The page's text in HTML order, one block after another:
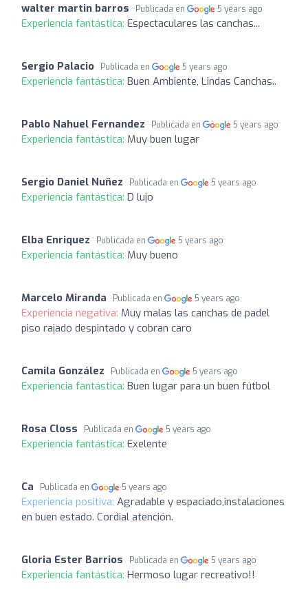
walter martin barros Publicada en 5 years ago
Experiencia fantástica: Espectaculares las canchas...
Sergio Palacio Publicada en 5 years ago
Experiencia fantástica: Buen Ambiente, Lindas Canchas..
Pablo Nahuel Fernandez Publicada en 5 years ago
Experiencia fantástica: Muy buen lugar
Sergio Daniel Nuñez Publicada en 5 years ago
Experiencia fantástica: D lujo
Elba Enriquez Publicada en 5 years ago
Experiencia fantástica: Muy bueno
Marcelo Miranda Publicada en 5 years ago
Experiencia negativa: Muy malas las canchas de padel
piso rajado despintado y cobran caro
Camila González Publicada en 5 years ago
Experiencia fantástica: Buen lugar para un buen fútbol
Rosa Closs Publicada en 5 years ago
Experiencia fantástica: Exelente
Ca Publicada en 5 years ago
Experiencia positiva: Agradable y espaciado,instalaciones
en buen estado. Cordial atención.
Gloria Ester Barrios Publicada en 5 years ago
Experiencia fantástica: Hermoso lugar recreativo!!